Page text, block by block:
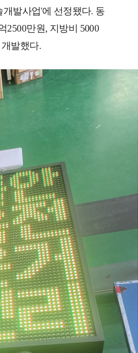
발사업'에 선정됐다. 동
2500만원, 지방비 5000
발했다.